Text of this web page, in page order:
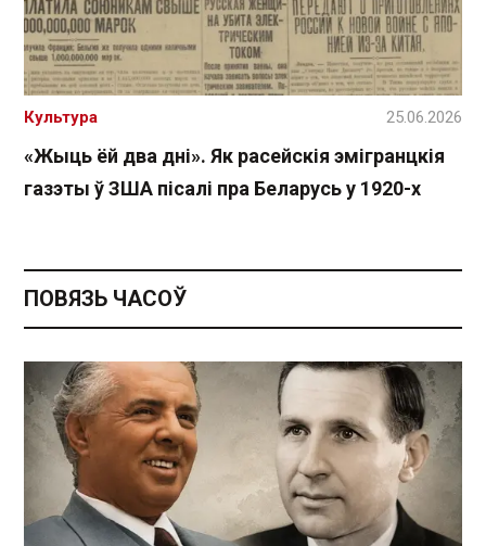
«Жыць ёй два дні». Як расейскія эмігранцкія
газэты ў ЗША пісалі пра Беларусь у 1920-х
Культура 25.06.2026
ПОВЯЗЬ ЧАСОЎ